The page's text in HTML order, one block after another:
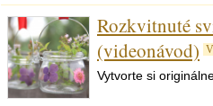
Rozkvitnuté
(videonávod)
Vytvorte si